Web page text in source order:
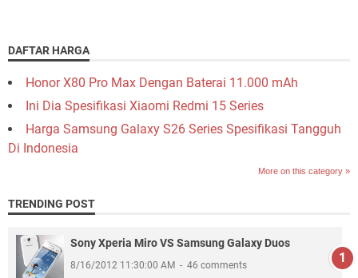
DAFTAR HARGA
Honor X80 Pro Max Dengan Baterai 11.000 mAh
Ini Dia Spesifikasi Xiaomi Redmi 15 Series
Harga Samsung Galaxy S26 Series Spesifikasi Tangguh
Di Indonesia
More on this category »
TRENDING POST
Sony Xperia Miro VS Samsung Galaxy Duos
8/16/2012 11:30:00 AM 46 comments